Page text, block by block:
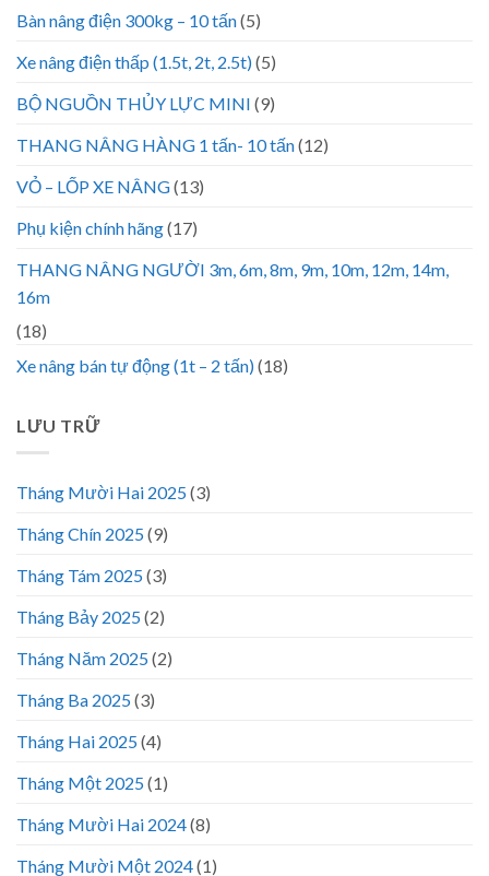
Bàn nâng điện 300kg – 10 tấn(5)
Xe nâng điện thấp (1.5t, 2t, 2.5t)(5)
BỘ NGUỒN THỦY LỰC MINI (9)
THANG NÂNG HÀNG 1 tấn- 10 tấn(12)
VỎ – LỐP XE NÂNG(13)
Phụ kiện chính hãng(17)
THANG NÂNG NGƯỜI 3m, 6m, 8m, 9m, 10m, 12m, 14m,
16m
(18)
Xe nâng bán tự động (1t – 2 tấn)(18)
LƯU TRỮ
Tháng Mười Hai 2025(3)
Tháng Chín 2025(9)
Tháng Tám 2025(3)
Tháng Bảy 2025(2)
Tháng Năm 2025(2)
Tháng Ba 2025(3)
Tháng Hai 2025(4)
Tháng Một 2025(1)
Tháng Mười Hai 2024(8)
Tháng Mười Một 2024(1)